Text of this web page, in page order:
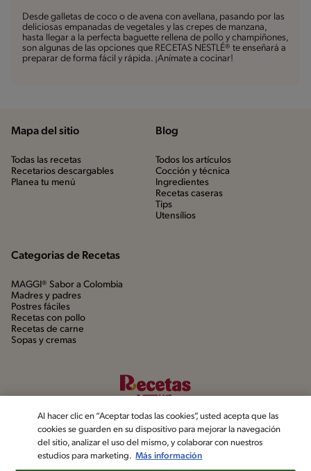
Desde galletas de coco o de avena con avellana, pasando por las
deliciosas empanadas de vegetales y las crepes de manzana,
hasta llegar a la perfecta baguette rellena de pollo y champiñones,
son algunas de las opciones que RECETAS NESTLÉ® te enseñará a
preparar de forma fácil y rápida. ¡Anímate a cocinar!
Mapa del sitio
Todas las recetas
Recetarios descargables
Planea tu menú
Blog
Todos los artículos
Cocción y técnica
Ingredientes
Recetas caseras
Tips
Utensílios
Categorias de Recetas
MAGGI® Sabor a Colombia
Madres y padres
Postres fáciles
Recetas con pollo
Recetas de carne
Sopas y cremas
Al hacer clic en “Aceptar todas las cookies”, usted acepta que las
cookies se guarden en su dispositivo para mejorar la navegación
del sitio, analizar el uso del mismo, y colaborar con nuestros
estudios para marketing. Más información